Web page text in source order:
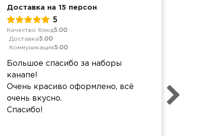
Доставка на 15 персон
5
Качество блюд5.00
Доставка5.00
Коммуникация5.00
Большое спасибо за наборы
канапе!
Очень красиво оформлено, всё
очень вкусно.
Спасибо!